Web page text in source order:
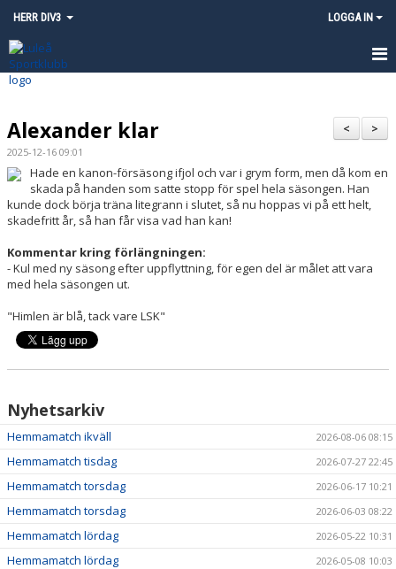
HERR DIV3 LOGGA IN
HEM
NYHETER
KALENDER
MATCHER
KONTAKT
INSTAGRAM - LULEÅ SK HERR
>
<
Alexander klar
2025-12-16 09:01
Hade en kanon-försäsong ifjol och var i grym form, men då kom en
skada på handen som satte stopp för spel hela säsongen. Han
kunde dock börja träna litegrann i slutet, så nu hoppas vi på ett helt,
skadefritt år, så han får visa vad han kan!
Kommentar kring förlängningen:
- Kul med ny säsong efter uppflyttning, för egen del är målet att vara
med hela säsongen ut.
"Himlen är blå, tack vare LSK"
Nyhetsarkiv
Hemmamatch ikväll 2026-08-06 08:15
Hemmamatch tisdag 2026-07-27 22:45
Hemmamatch torsdag 2026-06-17 10:21
Hemmamatch torsdag 2026-06-03 08:22
Hemmamatch lördag 2026-05-22 10:31
Hemmamatch lördag 2026-05-08 10:03